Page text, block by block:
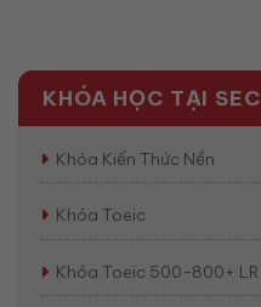
KHÓA HỌC TẠI SEC
Khóa Kiến Thức Nền
Khóa Toeic
Khóa Toeic 500-800+ LR